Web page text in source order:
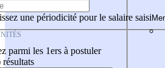
une périodicité pour le salaire saisi
parmi les 1ers à postuler
résultats